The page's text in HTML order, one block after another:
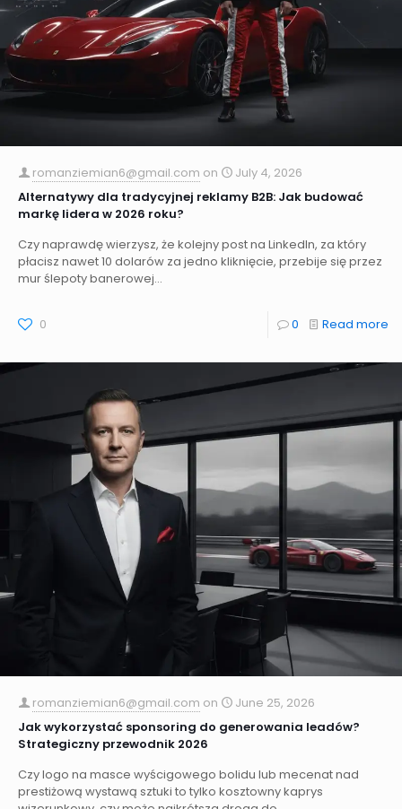
romanziemian6@gmail.com on
July 4, 2026
Alternatywy dla tradycyjnej reklamy B2B: Jak budować
markę lidera w 2026 roku?
Czy naprawdę wierzysz, że kolejny post na LinkedIn, za który
płacisz nawet 10 dolarów za jedno kliknięcie, przebije się przez
mur ślepoty banerowej...
0 0 Read more
romanziemian6@gmail.com on
June 25, 2026
Jak wykorzystać sponsoring do generowania leadów?
Strategiczny przewodnik 2026
Czy logo na masce wyścigowego bolidu lub mecenat nad
prestiżową wystawą sztuki to tylko kosztowny kaprys